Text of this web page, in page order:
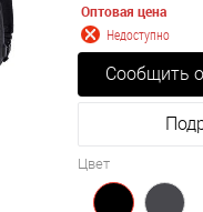
Оптовая цена
Недоступно
Сообщить
Цвет